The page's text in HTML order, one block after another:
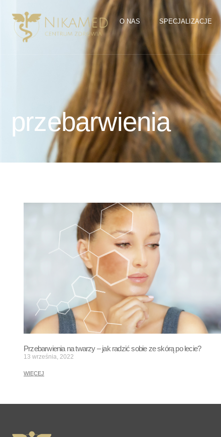
O NAS SPECJALIZACJE
przebarwienia
Przebarwienia na twarzy – jak radzić sobie ze skórą po lecie?
13 września, 2022
WIĘCEJ